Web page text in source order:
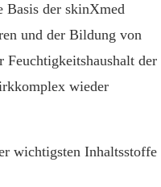
Basis der skinXmed
und der Bildung von
Feuchtigkeitshaushalt der
wieder
wichtigsten Inhaltsstoffe